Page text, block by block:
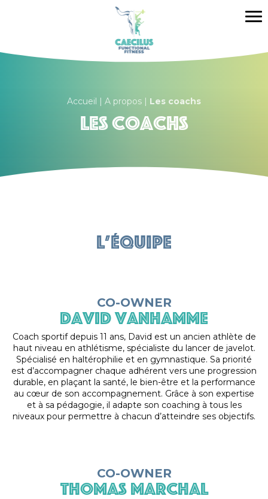
Caecilus Functional Fitness
Accueil | A propos | Les coachs
Les coachs
L’équipe
CO-OWNER
david vanhamme
Coach sportif depuis 11 ans, David est un ancien athlète de
haut niveau en athlétisme, spécialiste du lancer de javelot.
Spécialisé en haltérophilie et en gymnastique. Sa priorité
est d’accompagner chaque adhérent vers une progression
durable, en plaçant la santé, le bien-être et la performance
au cœur de son accompagnement. Grâce à son expertise
et à sa pédagogie, il adapte son coaching à tous les
niveaux pour permettre à chacun d’atteindre ses objectifs.
CO-OWNER
thomas marchal